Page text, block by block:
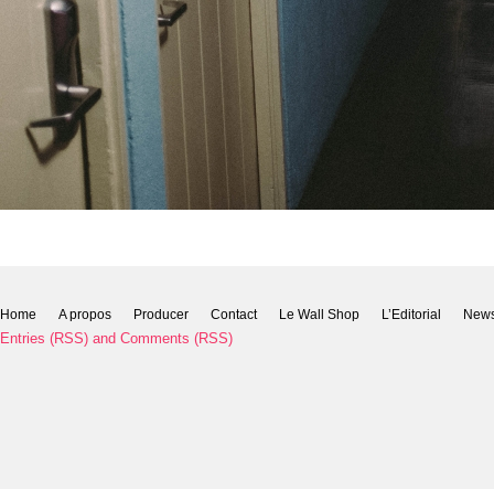
Home A propos Producer Contact Le Wall Shop L’Editorial
Entries (RSS) and Comments (RSS)